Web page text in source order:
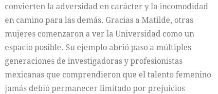
convierten la adversidad en carácter y la incomodidad
en camino para las demás. Gracias a Matilde, otras
mujeres comenzaron a ver la Universidad como un
espacio posible. Su ejemplo abrió paso a múltiples
generaciones de investigadoras y profesionistas
mexicanas que comprendieron que el talento femenino
jamás debió permanecer limitado por prejuicios